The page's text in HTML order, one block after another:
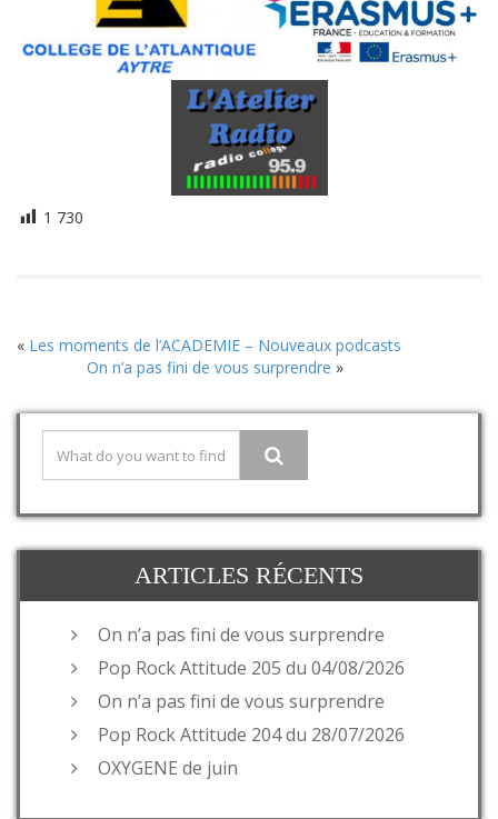
1 730
« Les moments de l’ACADEMIE – Nouveaux podcasts
On n’a pas fini de vous surprendre »
ARTICLES RÉCENTS
On n’a pas fini de vous surprendre
Pop Rock Attitude 205 du 04/08/2026
On n’a pas fini de vous surprendre
Pop Rock Attitude 204 du 28/07/2026
OXYGENE de juin